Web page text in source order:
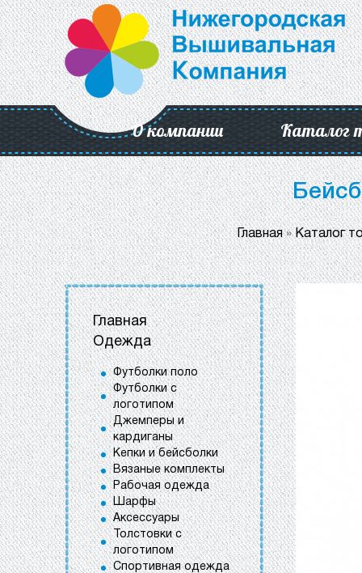
О компании Каталог
Главная»Каталог
Главная
Одежда
Футболки поло
Футболки с
логотипом
Джемперы и
кардиганы
Кепки и бейсболки
Вязаные комплекты
Рабочая одежда
Шарфы
Аксессуары
Толстовки с
логотипом
Спортивная одежда